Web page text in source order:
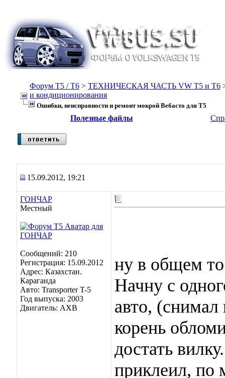
Форум Т5 / T6 > ТЕХНИЧЕСКАЯ ЧАСТЬ VW T5 и T6
и кондиционирования
Ошибки, неисправности и ремонт мокрой Вебасто для Т5
Полезные файлы
15.09.2012, 19:21
ГОНЧАР
Местный
Сообщений: 210
Регистрация: 15.09.2012
Адрес: Казахстан.
Караганда
Авто: Transporter T-5
Год выпуска: 2003
Двигатель: AXB
ну в общем
Начну с
авто,
корень
достать
приклеил, по